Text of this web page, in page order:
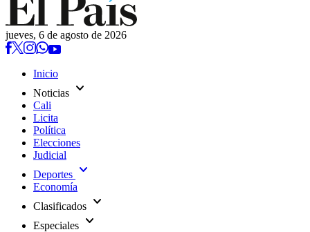
jueves, 6 de agosto de 2026
Inicio
Noticias expand_more
Cali
Licita
Política
Elecciones
Judicial
Deportes expand_more
Economía
Clasificados expand_more
Especiales expand_more